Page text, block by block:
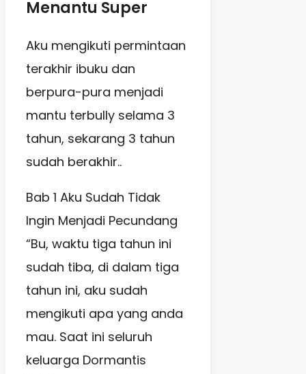
Menantu Super
Aku mengikuti permintaan
terakhir ibuku dan
berpura-pura menjadi
mantu terbully selama 3
tahun, sekarang 3 tahun
sudah berakhir..
Bab 1 Aku Sudah Tidak
Ingin Menjadi Pecundang
“Bu, waktu tiga tahun ini
sudah tiba, di dalam tiga
tahun ini, aku sudah
mengikuti apa yang anda
mau. Saat ini seluruh
keluarga Dormantis